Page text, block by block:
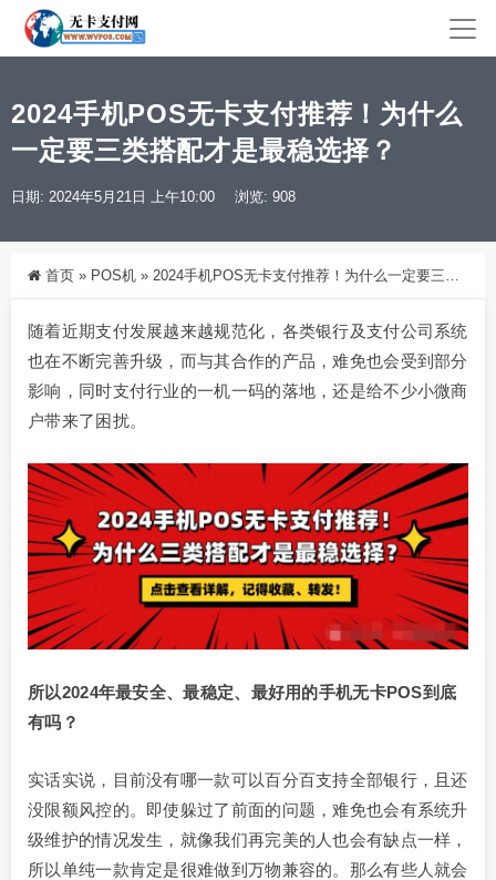
2024手机POS无卡支付推荐！为什么
一定要三类搭配才是最稳选择？
日期: 2024年5月21日 上午10:00 浏览: 908
首页 » POS机 » 2024手机POS无卡支付推荐！为什么一定要三类搭配才是最稳选择？
随着近期支付发展越来越规范化，各类银行及支付公司系统
也在不断完善升级，而与其合作的产品，难免也会受到部分
影响，同时支付行业的一机一码的落地，还是给不少小微商
户带来了困扰。
所以2024年最安全、最稳定、最好用的手机无卡POS到底
有吗？
实话实说，目前没有哪一款可以百分百支持全部银行，且还
没限额风控的。即使躲过了前面的问题，难免也会有系统升
级维护的情况发生，就像我们再完美的人也会有缺点一样，
所以单纯一款肯定是很难做到万物兼容的。那么有些人就会